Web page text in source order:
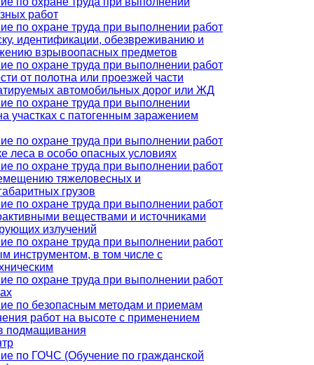
работ
по охране труда при выполнении работ
идентификации, обезвреживанию и
взрывоопасных предметов
по охране труда при выполнении работ
от полотна или проезжей части
автомобильных дорог или ЖД
по охране труда при выполнении
участках с патогенным заражением
по охране труда при выполнении работ
леса в особо опасных условиях
по охране труда при выполнении работ
тяжеловесных и
грузов
по охране труда при выполнении работ
веществами и источниками
излучений
по охране труда при выполнении работ
инструментом, в том числе с
по охране труда при выполнении работ
по безопасным методам и приемам
работ на высоте с применением
подмащивания
по ГОЧС (Обучение по гражданской